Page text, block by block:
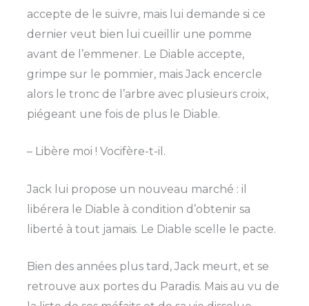
accepte de le suivre, mais lui demande si ce
dernier veut bien lui cueillir une pomme
avant de l’emmener. Le Diable accepte,
grimpe sur le pommier, mais Jack encercle
alors le tronc de l’arbre avec plusieurs croix,
piégeant une fois de plus le Diable.
– Libère moi ! Vocifère-t-il.
Jack lui propose un nouveau marché : il
libérera le Diable à condition d’obtenir sa
liberté à tout jamais. Le Diable scelle le pacte.
Bien des années plus tard, Jack meurt, et se
retrouve aux portes du Paradis. Mais au vu de